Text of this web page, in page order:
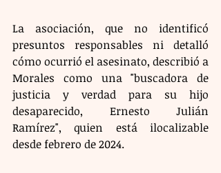
La asociación, que no identificó
presuntos responsables ni detalló
cómo ocurrió el asesinato, describió a
Morales como una "buscadora de
justicia y verdad para su hijo
desaparecido, Ernesto Julián
Ramírez", quien está ilocalizable
desde febrero de 2024.